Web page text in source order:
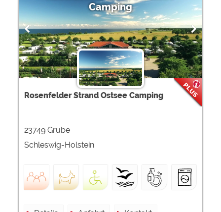
Camping
Rosenfelder Strand Ostsee Camping
23749 Grube
Schleswig-Holstein